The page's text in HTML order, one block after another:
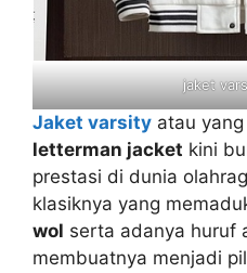
jaket
Jaket varsity atau
letterman jacket kini
prestasi di dunia
klasiknya yang
wol serta adanya huruf
membuatnya menjadi